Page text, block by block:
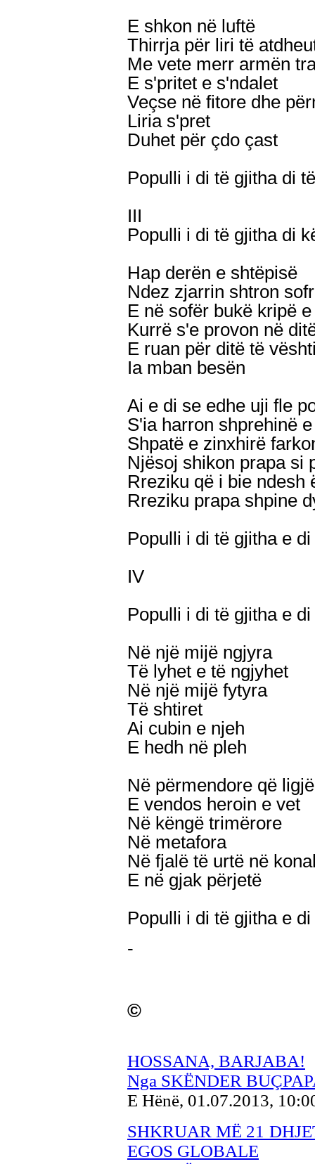
E shkon në luftë
Thirrja për liri të
Me vete merr armën
E s'pritet e s'ndalet
Veçse në fitore dhe
Liria s'pret
Duhet për çdo çast
Populli i di të gjitha di
III
Populli i di të gjitha di
Hap derën e shtëpisë
Ndez zjarrin shtron
E në sofër bukë kripë
Kurrë s'e provon në
E ruan për ditë të
Ia mban besën
Ai e di se edhe uji fle
S'ia harron shprehinë
Shpatë e zinxhirë
Njësoj shikon prapa si
Rreziku që i bie ndesh
Rreziku prapa shpine
Populli i di të gjitha e
IV
Populli i di të gjitha e
Në një mijë ngjyra
Të lyhet e të ngjyhet
Në një mijë fytyra
Të shtiret
Ai cubin e njeh
E hedh në pleh
Në përmendore që
E vendos heroin e vet
Në këngë trimërore
Në metafora
Në fjalë të urtë në
E në gjak përjetë
Populli i di të gjitha e
-
©
HOSSANA, BARJABA!
Nga SKËNDER
E Hënë, 01.07.2013,
SHKRUAR MË 21
EGOS GLOBALE